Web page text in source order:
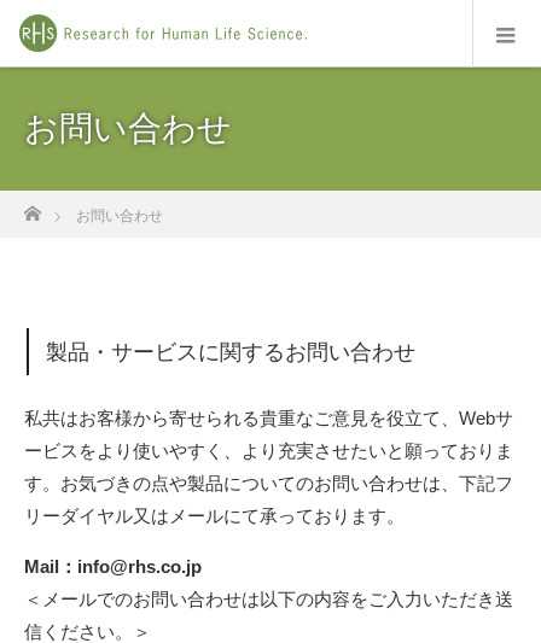
お問い合わせ
ホーム
お問い合わせ
製品・サービスに関するお問い合わせ
私共はお客様から寄せられる貴重なご意見を役立て、Webサ
ービスをより使いやすく、より充実させたいと願っておりま
す。お気づきの点や製品についてのお問い合わせは、下記フ
リーダイヤル又はメールにて承っております。
Mail： info@rhs.co.jp
＜メールでのお問い合わせは以下の内容をご入力いただき送
信ください。＞